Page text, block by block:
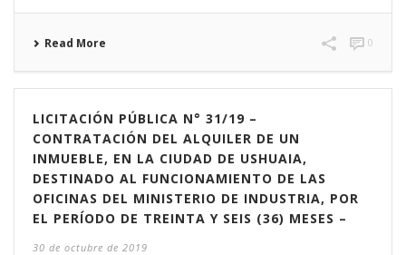
Read More 0
LICITACIÓN PÚBLICA N° 31/19 –
CONTRATACIÓN DEL ALQUILER DE UN
INMUEBLE, EN LA CIUDAD DE USHUAIA,
DESTINADO AL FUNCIONAMIENTO DE LAS
OFICINAS DEL MINISTERIO DE INDUSTRIA, POR
EL PERÍODO DE TREINTA Y SEIS (36) MESES –
30 de octubre de 2019